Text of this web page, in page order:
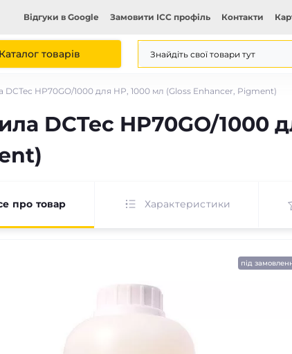
Відгуки в Google Замовити ICC профіль Контакти
Каталог товарів
DCTec HP70GO/1000 для HP, 1000 мл (Gloss Enhancer, Pigment)
DCTec HP70GO/1000
про товар Характеристики
під